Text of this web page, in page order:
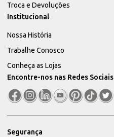
Troca e Devoluções
Institucional
Nossa História
Trabalhe Conosco
Conheça as Lojas
Encontre-nos nas Redes Sociais
Segurança